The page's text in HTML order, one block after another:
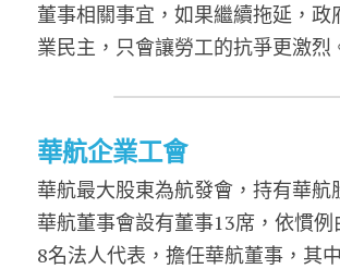
董事相關事宜，如果繼續拖延，政
業民主，只會讓勞工的抗爭更激烈
華航企業工會
華航最大股東為航發會，持有華航
華航董事會設有董事13席，依慣
8名法人代表，擔任華航董事，其